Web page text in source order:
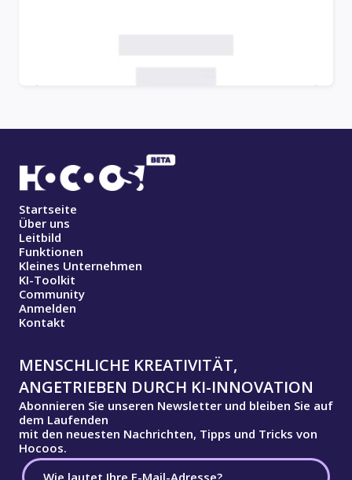
Startseite
Über uns
Leitbild
Funktionen
Kleines Unternehmen
KI-Toolkit
Community
Anmelden
Kontakt
MENSCHLICHE KREATIVITÄT,
ANGETRIEBEN DURCH KI-INNOVATION
Abonnieren Sie unseren Newsletter und bleiben Sie auf
dem Laufenden
mit den neuesten Nachrichten, Tipps und Tricks von
Hocoos.